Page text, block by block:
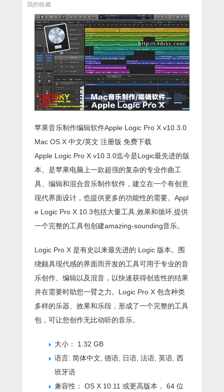
我的收藏
苹果音乐制作编辑软件Apple Logic Pro X v10.3.0
Mac OS X 中文/英文 注册版 免费下载
Apple Logic Pro X v10.3.0迄今是Logic最先进的版
本。是苹果电脑上一款超强的复杂的专业作曲工
具、编辑和混合音乐制作软件，建立在一个有创意
现代界面设计，也提供更多的功能性的需要。Appl
e Logic Pro X 10.3包括大量工具,效果和循环,提供
一个完整的工具包创建amazing-sounding音乐。
Logic Pro X 是有史以来最先进的 Logic 版本。围
绕颇具现代感的界面而开发的工具可用于专业的音
乐创作、编辑以及混音，以快速获得创造性的结果
并在需要时助您一臂之力。Logic Pro X 包含种类
多样的乐器、效果和乐段，形成了一个完整的工具
包，可让您创作无比动听的音乐。
大小： 1.32 GB
语言: 简体中文, 德语, 日语, 法语, 英语, 西
班牙语
兼容性： OS X 10.11 或更高版本， 64 位